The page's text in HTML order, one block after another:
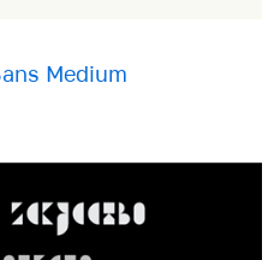
Medium